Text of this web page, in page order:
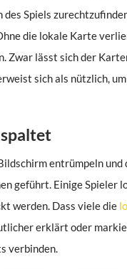
Spiels
die lokale Karte
lässt sich der
sich als nützlich,
spaltet
entrümpeln
geführt. Einige Spieler
werden. Dass viele die
erklärt oder
verbinden.